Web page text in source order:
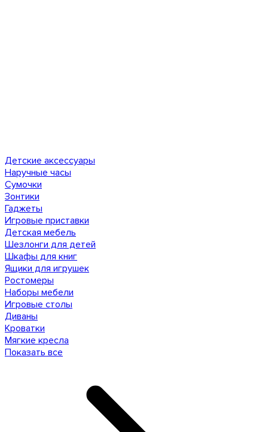
Детские аксессуары
Наручные часы
Сумочки
Зонтики
Гаджеты
Игровые приставки
Детская мебель
Шезлонги для детей
Шкафы для книг
Ящики для игрушек
Ростомеры
Наборы мебели
Игровые столы
Диваны
Кроватки
Мягкие кресла
Показать все